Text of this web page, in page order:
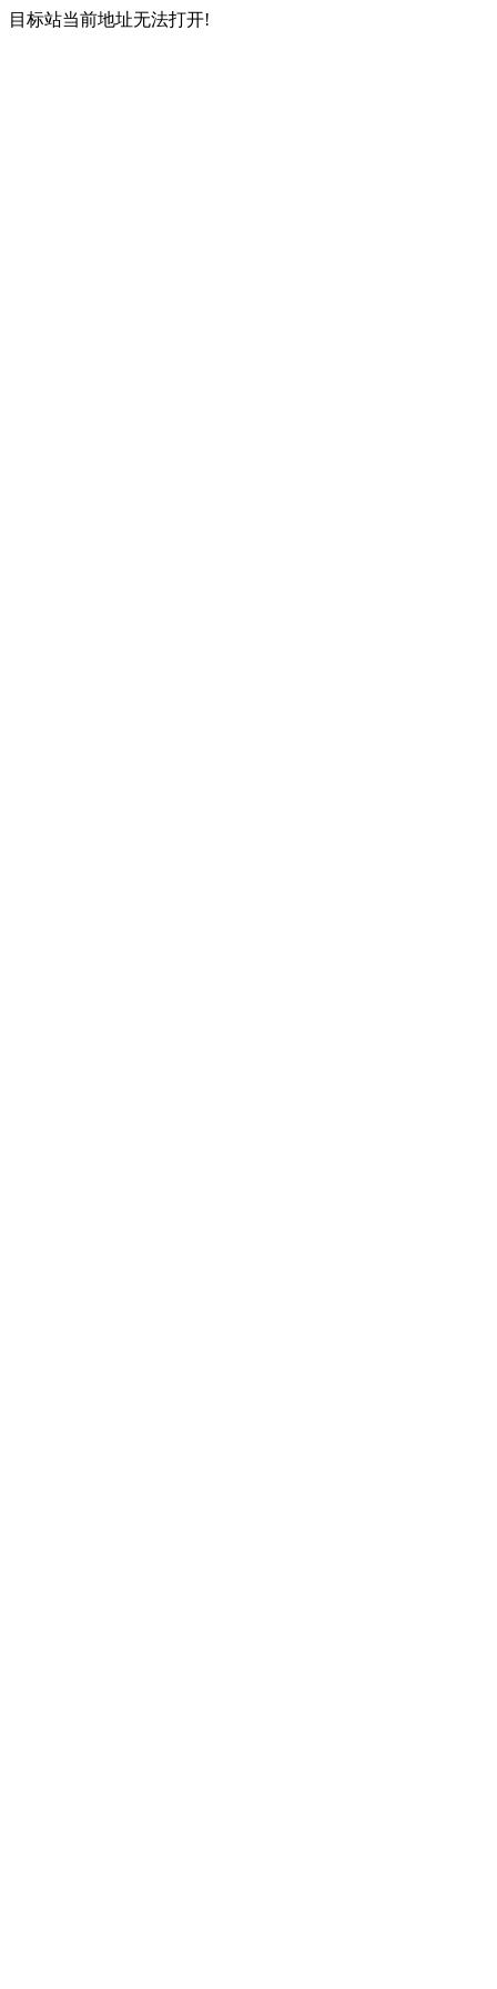
目标站当前地址无法打开!